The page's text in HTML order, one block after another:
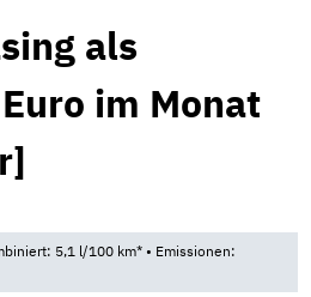
als
im Monat
5,1 l/100 km* • Emissionen: